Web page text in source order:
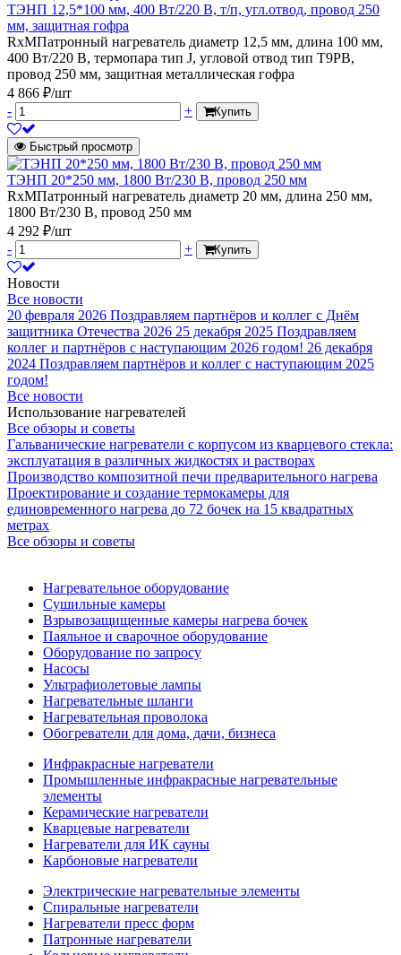
ТЭНП 12,5*100 мм, 400 Вт/220 В, т/п, угл.отвод, провод 250
мм, защитная гофра
RxMПатронный нагреватель диаметр 12,5 мм, длина 100 мм,
400 Вт/220 В, термопара тип J, угловой отвод тип Т9РВ,
провод 250 мм, защитная металлическая гофра
4 866 ₽/шт
-
+ Купить
Быстрый просмотр
ТЭНП 20*250 мм, 1800 Вт/230 В, провод 250 мм
RxMПатронный нагреватель диаметр 20 мм, длина 250 мм,
1800 Вт/230 В, провод 250 мм
4 292 ₽/шт
-
+ Купить
Новости
Все новости
20 февраля 2026 Поздравляем партнёров и коллег с Днём
защитника Отечества 2026 25 декабря 2025 Поздравляем
коллег и партнёров с наступающим 2026 годом! 26 декабря
2024 Поздравляем партнёров и коллег с наступающим 2025
годом!
Все новости
Использование нагревателей
Все обзоры и советы
Гальванические нагреватели с корпусом из кварцевого стекла:
эксплуатация в различных жидкостях и растворах
Производство композитной печи предварительного нагрева
Проектирование и создание термокамеры для
единовременного нагрева до 72 бочек на 15 квадратных
метрах
Все обзоры и советы
Нагревательное оборудование
Сушильные камеры
Взрывозащищенные камеры нагрева бочек
Паяльное и сварочное оборудование
Оборудование по запросу
Насосы
Ультрафиолетовые лампы
Нагревательные шланги
Нагревательная проволока
Обогреватели для дома, дачи, бизнеса
Инфракрасные нагреватели
Промышленные инфракрасные нагревательные
элементы
Керамические нагреватели
Кварцевые нагреватели
Нагреватели для ИК сауны
Карбоновые нагреватели
Электрические нагревательные элементы
Спиральные нагреватели
Нагреватели пресс форм
Патронные нагреватели